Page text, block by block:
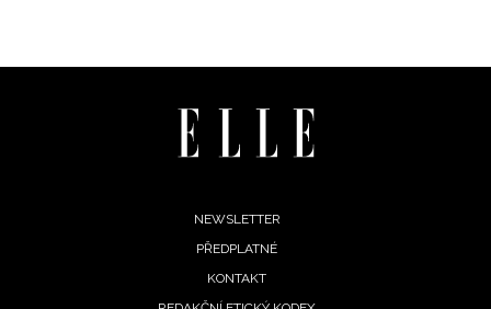
NEWSLETTER
PŘEDPLATNÉ
KONTAKT